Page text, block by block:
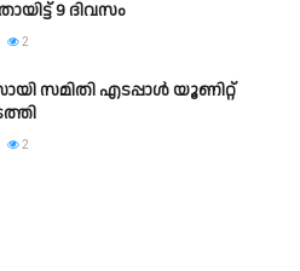
9 ദിവസം
2
സമിതി എടപ്പാൾ യൂണിറ്റ്
2